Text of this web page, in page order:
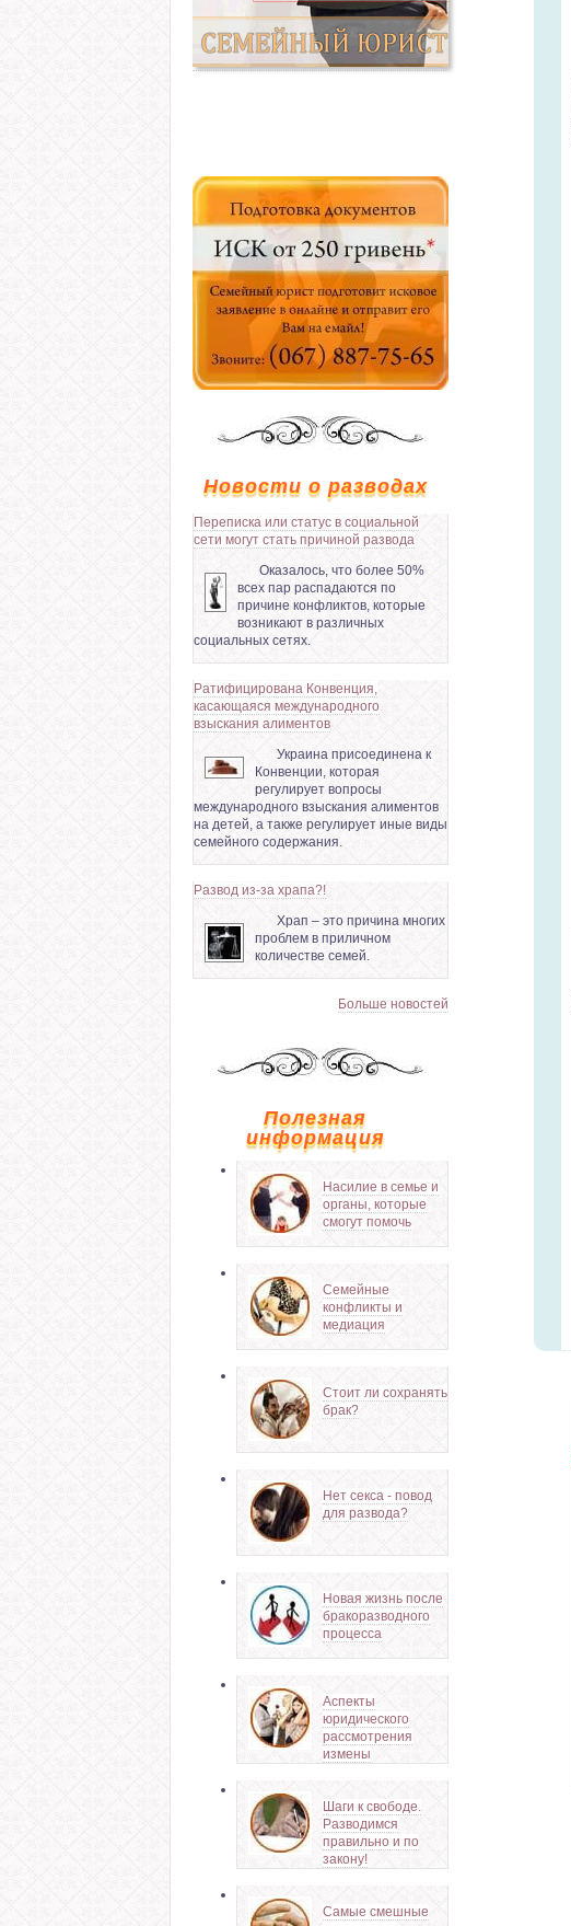
Новости о разводах
Переписка или статус в социальной
сети могут стать причиной развода
Оказалось, что более 50%
всех пар распадаются по
причине конфликтов, которые
возникают в различных
социальных сетях.
Ратифицирована Конвенция,
касающаяся международного
взыскания алиментов
Украина присоединена к
Конвенции, которая
регулирует вопросы
международного взыскания алиментов
на детей, а также регулирует иные виды
семейного содержания.
Развод из-за храпа?!
Храп – это причина многих
проблем в приличном
количестве семей.
Больше новостей
Полезная
информация
Насилие в семье и
органы, которые
смогут помочь
Семейные
конфликты и
медиация
Стоит ли сохранять
брак?
Нет секса - повод
для развода?
Новая жизнь после
бракоразводного
процесса
Аспекты
юридического
рассмотрения
измены
Шаги к свободе.
Разводимся
правильно и по
закону!
Самые смешные